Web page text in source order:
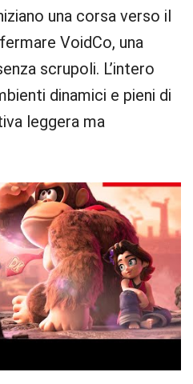
una corsa verso il
VoidCo, una
scrupoli. L’intero
dinamici e pieni di
leggera ma